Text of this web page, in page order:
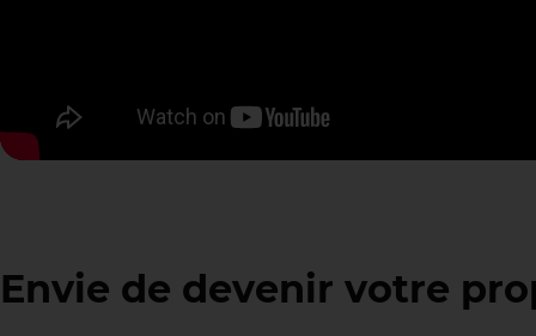
Envie de devenir votre